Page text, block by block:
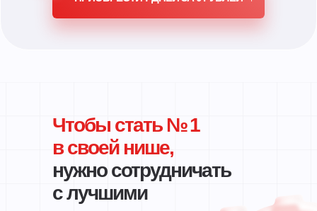
Чтобы стать № 1
в своей нише,
нужно сотрудничать
с лучшими